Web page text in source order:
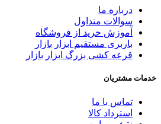
درباره ما
سوالات متداول
آموزش خرید از فروشگاه
باربری مستقیم ابزار بازار
قرعه کشی بزرگ ابزار بازار
خدمات مشتریان
تماس با ما
استرداد کالا